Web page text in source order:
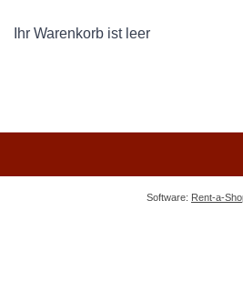
Ihr Warenkorb ist leer
Software: Rent-a-